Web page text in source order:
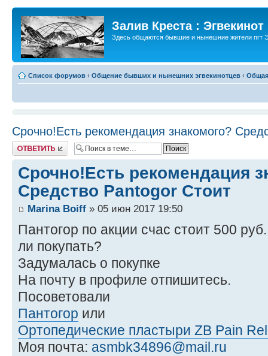
Залив Креста : Эгвекинот
Здесь общаются бывшие и нынешние жители пгт
Список форумов ‹ Общение бывших и нынешних эгвекинотцев ‹ Общая
Срочно!Есть рекомендация знакомого?
Ответить
Срочно!Есть рекомендация
Средство Pantogor Стоит
Marina Boiff » 05 июн 2017 19:50
Пантогор по акции счас стоит 500
ли покупать?
Задумалась о покупке
На почту в профиле отпишитесь.
Посоветовали
Пантогор или
Ортопедические пластыри ZB Pain
Моя почта: asmbk34896@mail.ru